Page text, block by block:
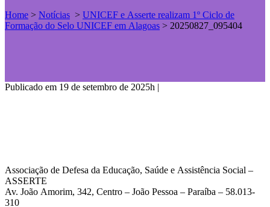
Home > Notícias > UNICEF e Asserte realizam 1º Ciclo de
Formação do Selo UNICEF em Alagoas > 20250827_095404
Publicado em 19 de setembro de 2025h |
Associação de Defesa da Educação, Saúde e Assistência Social –
ASSERTE
Av. João Amorim, 342, Centro – João Pessoa – Paraíba – 58.013-
310